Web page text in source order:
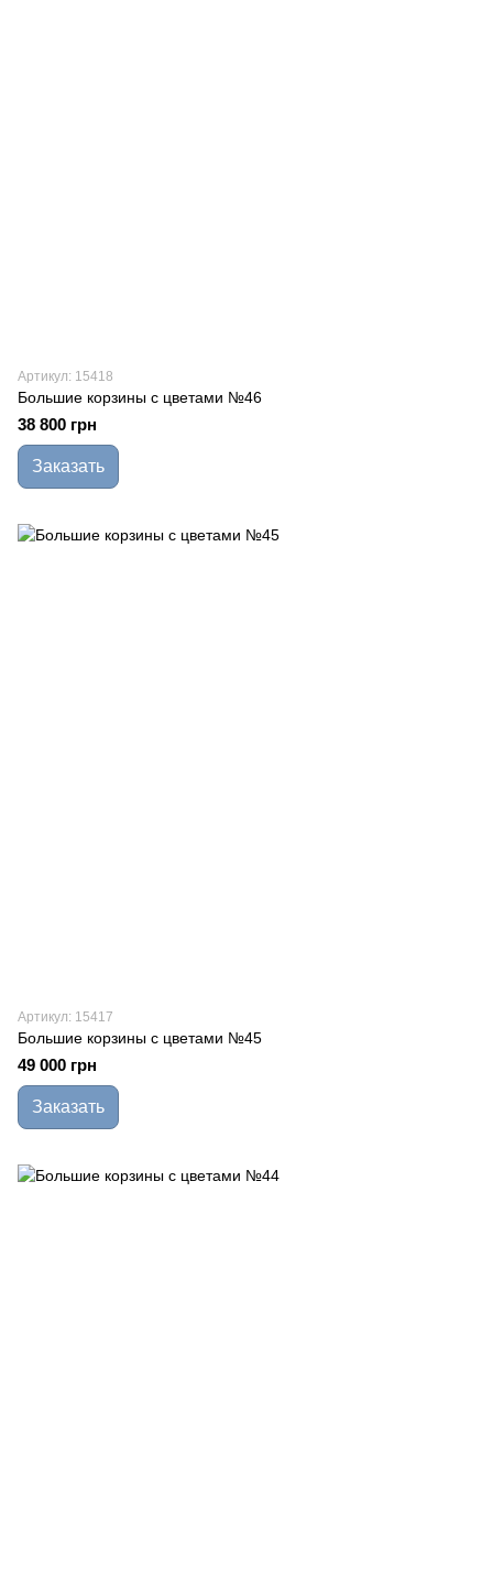
Артикул: 15418
Большие корзины с цветами №46
38 800 грн
Заказать
Артикул: 15417
Большие корзины с цветами №45
49 000 грн
Заказать